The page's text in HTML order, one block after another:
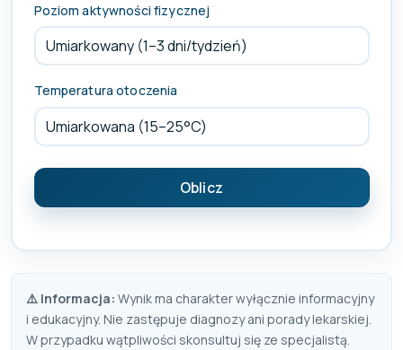
Poziom aktywności fizycznej
Temperatura otoczenia
Oblicz
⚠️ Informacja: Wynik ma charakter wyłącznie informacyjny
i edukacyjny. Nie zastępuje diagnozy ani porady lekarskiej.
W przypadku wątpliwości skonsultuj się ze specjalistą.